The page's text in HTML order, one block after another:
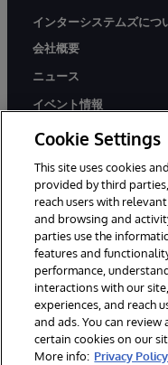
インターシステムズにつ
会社概要
ニュース
イベント情報
採用情報
© 1996-2026Y
Reserved.
お知らせ／ご利用規約
保証について
アクセシ
Cookie Settings
This site uses cookies
provided by third
reach users with
and browsing and
parties use the
features and
performance,
interactions with our
experiences, and reach
and ads. You can
certain cookies on our
More info: Privacy Policy